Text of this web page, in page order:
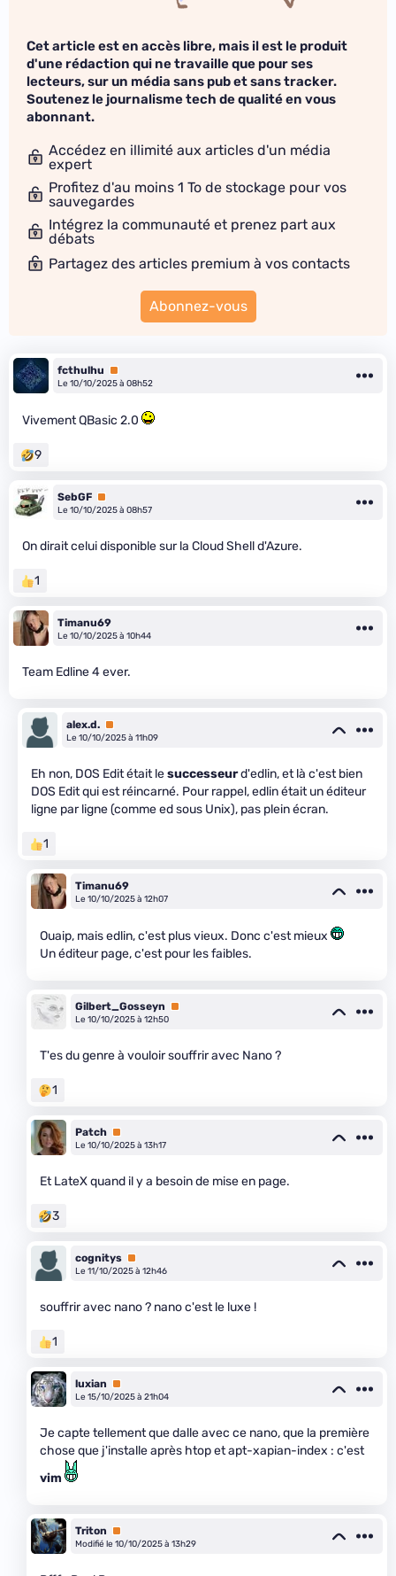
Cet article est en accès libre, mais il est le produit
d'une rédaction qui ne travaille que pour ses
lecteurs, sur un média sans pub et sans tracker.
Soutenez le journalisme tech de qualité en vous
abonnant.
Accédez en illimité aux articles d'un média
expert
Profitez d'au moins 1 To de stockage pour vos
sauvegardes
Intégrez la communauté et prenez part aux
débats
Partagez des articles premium à vos contacts
Abonnez-vous
fcthulhu
Premium
Le 10/10/2025 à 08h52
Vivement QBasic 2.0
9
SebGF Premium
Le 10/10/2025 à 08h57
On dirait celui disponible sur la Cloud Shell d'Azure.
1
Timanu69
Le 10/10/2025 à 10h44
Team Edline 4 ever.
alex.d. Premium
Le 10/10/2025 à 11h09
Eh non, DOS Edit était lesuccesseurd'edlin, et là c'est bien
DOS Edit qui est réincarné. Pour rappel, edlin était un éditeur
ligne par ligne (comme ed sous Unix), pas plein écran.
1
Timanu69
Le 10/10/2025 à 12h07
Ouaip, mais edlin, c'est plus vieux. Donc c'est mieux
Un éditeur page, c'est pour les faibles.
Gilbert_Gosseyn
Premium
Le 10/10/2025 à 12h50
T'es du genre à vouloir souffrir avec Nano ?
1
Patch Premium
Le 10/10/2025 à 13h17
Et LateX quand il y a besoin de mise en page.
3
cognitys Premium
Le 11/10/2025 à 12h46
souffrir avec nano ? nano c'est le luxe !
1
luxian
Premium
Le 15/10/2025 à 21h04
Je capte tellement que dalle avec ce nano, que la première
chose que j'installe après htop et apt-xapian-index : c'est
vim
Triton
Premium
Modifié le 10/10/2025 à 13h29